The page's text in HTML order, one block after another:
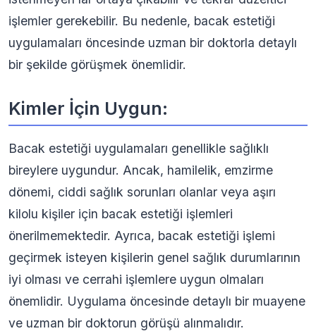
işlemler gerekebilir. Bu nedenle, bacak estetiği
uygulamaları öncesinde uzman bir doktorla detaylı
bir şekilde görüşmek önemlidir.
Kimler İçin Uygun:
Bacak estetiği uygulamaları genellikle sağlıklı
bireylere uygundur. Ancak, hamilelik, emzirme
dönemi, ciddi sağlık sorunları olanlar veya aşırı
kilolu kişiler için bacak estetiği işlemleri
önerilmemektedir. Ayrıca, bacak estetiği işlemi
geçirmek isteyen kişilerin genel sağlık durumlarının
iyi olması ve cerrahi işlemlere uygun olmaları
önemlidir. Uygulama öncesinde detaylı bir muayene
ve uzman bir doktorun görüşü alınmalıdır.